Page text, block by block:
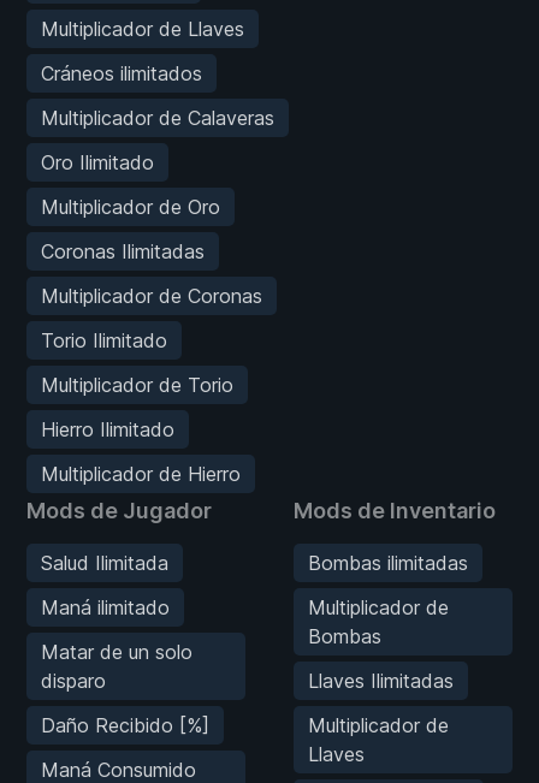
Multiplicador de Llaves
Cráneos ilimitados
Multiplicador de Calaveras
Oro Ilimitado
Multiplicador de Oro
Coronas Ilimitadas
Multiplicador de Coronas
Torio Ilimitado
Multiplicador de Torio
Hierro Ilimitado
Multiplicador de Hierro
Mods de Jugador
Salud Ilimitada
Maná ilimitado
Matar de un solo
disparo
Daño Recibido [%]
Maná Consumido
Mods de Inventario
Bombas ilimitadas
Multiplicador de
Bombas
Llaves Ilimitadas
Multiplicador de
Llaves